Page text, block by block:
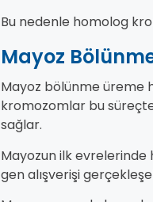
Bu nedenle homolog
Mayoz
Mayoz bölünme üreme
kromozomlar bu
sağlar.
Mayozun ilk
gen alışverişi